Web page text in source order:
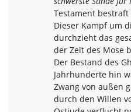
Testament
Dieser Kampf um
durchzieht das
der Zeit des Mose
Der Bestand des
Jahrhunderte hin
Zwang von außen
durch den Willen